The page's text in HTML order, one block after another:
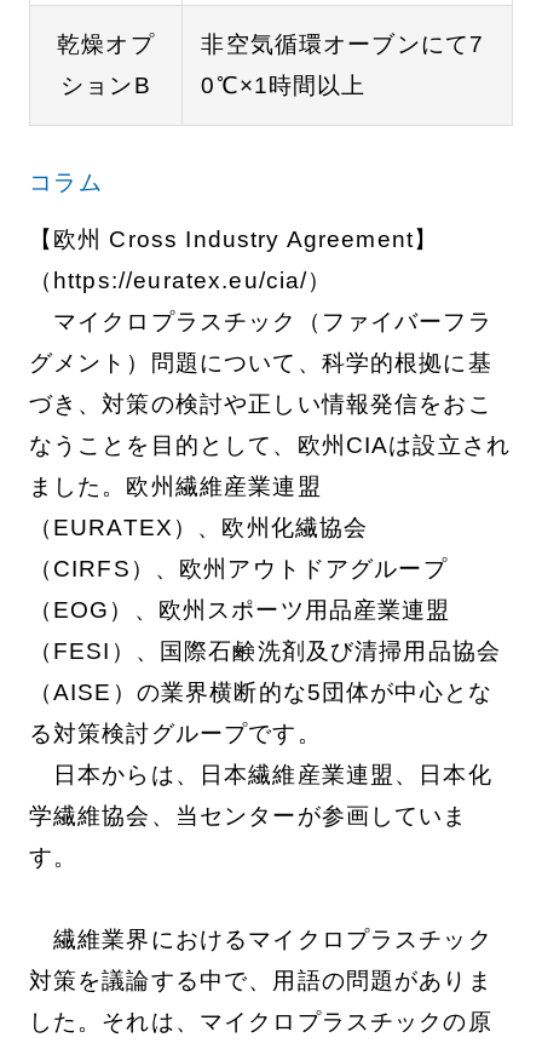
乾燥オプ
ションB
非空気循環オーブンにて7
0℃×1時間以上
コラム
【欧州 Cross Industry Agreement】
（https://euratex.eu/cia/）
マイクロプラスチック（ファイバーフラ
グメント）問題について、科学的根拠に基
づき、対策の検討や正しい情報発信をおこ
なうことを目的として、欧州CIAは設立され
ました。欧州繊維産業連盟
（EURATEX）、欧州化繊協会
（CIRFS）、欧州アウトドアグループ
（EOG）、欧州スポーツ用品産業連盟
（FESI）、国際石鹸洗剤及び清掃用品協会
（AISE）の業界横断的な5団体が中心とな
る対策検討グループです。
日本からは、日本繊維産業連盟、日本化
学繊維協会、当センターが参画していま
す。
繊維業界におけるマイクロプラスチック
対策を議論する中で、用語の問題がありま
した。それは、マイクロプラスチックの原